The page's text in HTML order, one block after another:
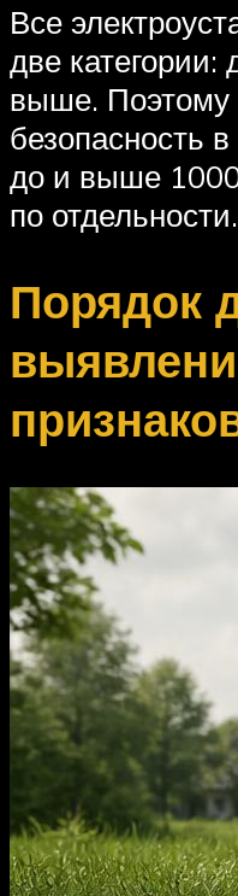
Все
две категории:
выше. Поэтому
безопасность
до и выше
по отдельности.
Порядок